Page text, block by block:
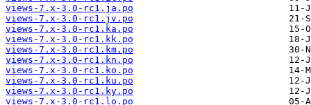
views-7.x-3.0-rc1.ja.po
views-7.x-3.0-rc1.jv.po
views-7.x-3.0-rc1.ka.po
views-7.x-3.0-rc1.kk.po
views-7.x-3.0-rc1.km.po
views-7.x-3.0-rc1.kn.po
views-7.x-3.0-rc1.ko.po
views-7.x-3.0-rc1.ku.po
views-7.x-3.0-rc1.ky.po
views-7.x-3.0-rc1.lo.po